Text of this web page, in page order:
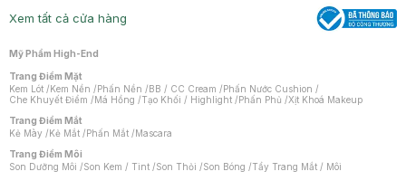
Xem tất cả cửa hàng
Mỹ Phẩm High-End
Trang Điểm Mặt
Kem Lót /Kem Nền /Phấn Nền /BB / CC Cream /Phấn Nước Cushion /
Che Khuyết Điểm /Má Hồng /Tạo Khối / Highlight /Phấn Phủ /Xịt Khoá Makeup
Trang Điểm Mắt
Kẻ Mày /Kẻ Mắt /Phấn Mắt /Mascara
Trang Điểm Môi
Son Dưỡng Môi /Son Kem / Tint /Son Thỏi /Son Bóng /Tẩy Trang Mắt / Môi